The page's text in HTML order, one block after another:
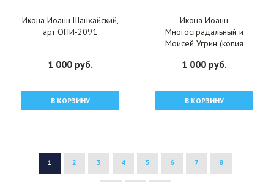
Икона Иоанн Шанхайский,
арт ОПИ-2091
1 000 руб.
В КОРЗИНУ
Икона Иоанн
Многострадальный и
Моисей Угрин (копия
ОПИ-2090
1 000 руб.
В КОРЗИНУ
1 2 3 4 5 6 7 8